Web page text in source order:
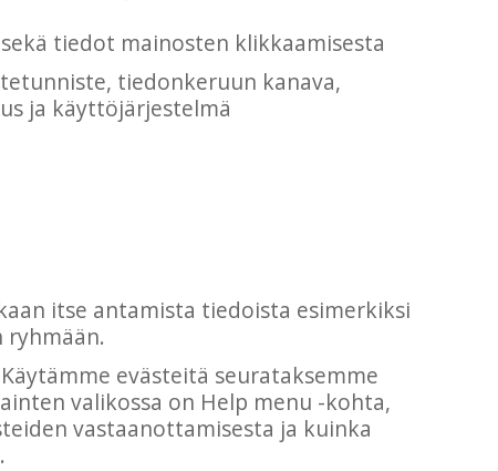
tiedot mainosten klikkaamisesta
tiedonkeruun kanava,
ja käyttöjärjestelmä
itse antamista tiedoista esimerkiksi
evästeitä seurataksemme
valikossa on Help menu -kohta,
vastaanottamisesta ja kuinka